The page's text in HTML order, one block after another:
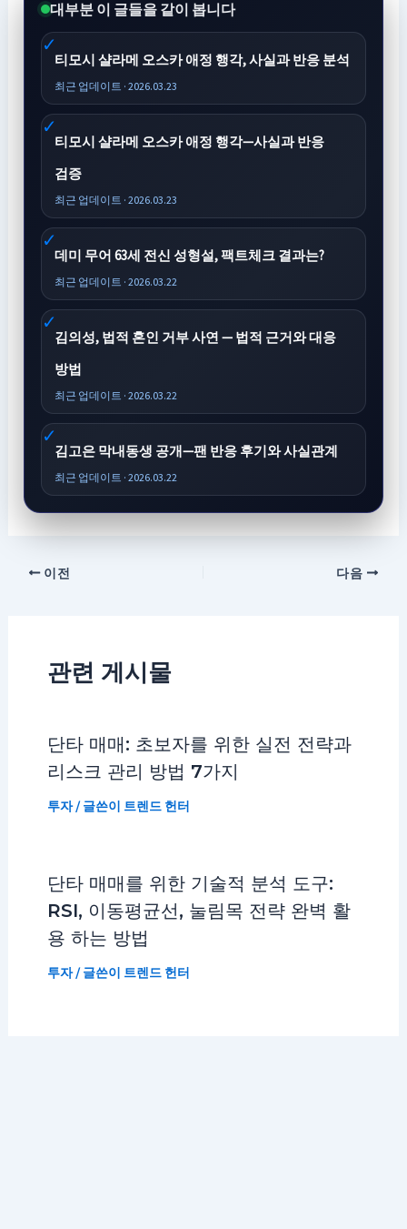
대부분 이 글들을 같이 봅니다
티모시 샬라메 오스카 애정 행각, 사실과 반응 분석
최근 업데이트 · 2026.03.23
티모시 샬라메 오스카 애정 행각—사실과 반응
검증
최근 업데이트 · 2026.03.23
데미 무어 63세 전신 성형설, 팩트체크 결과는?
최근 업데이트 · 2026.03.22
김의성, 법적 혼인 거부 사연 — 법적 근거와 대응
방법
최근 업데이트 · 2026.03.22
김고은 막내동생 공개—팬 반응 후기와 사실관계
최근 업데이트 · 2026.03.22
이전 다음
관련 게시물
단타 매매: 초보자를 위한 실전 전략과
리스크 관리 방법 7가지
투자/ 글쓴이 트렌드 헌터
단타 매매를 위한 기술적 분석 도구:
RSI, 이동평균선, 눌림목 전략 완벽 활
용 하는 방법
투자/ 글쓴이 트렌드 헌터